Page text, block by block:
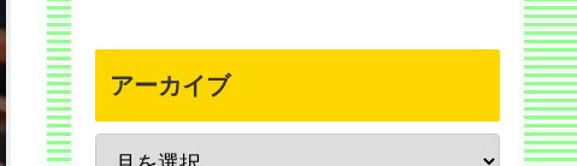
アーカイブ